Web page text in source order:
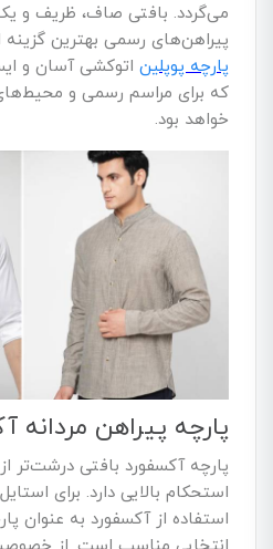
می‌گردد. بافتی صاف، ظریف و
پیراهن‌های رسمی بهترین گزینه
پارچه پوپلین اتوکشی آسان و
که برای مراسم رسمی و محیط‌های
خواهد بود.
پارچه پیراهن مردانه
پارچه آکسفورد بافتی درشت‌تر
استحکام بالایی دارد. برای
استفاده از آکسفورد به عنوان